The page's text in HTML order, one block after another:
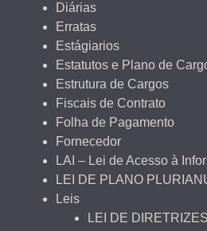
Diárias
Erratas
Estágiarios
Estatutos e Plano de
Estrutura de Cargos
Fiscais de Contrato
Folha de Pagamento
Fornecedor
LAI – Lei de Acesso à
LEI DE PLANO
Leis
LEI DE